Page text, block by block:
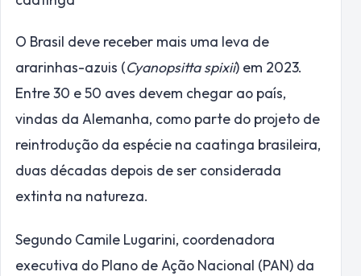
O Brasil deve receber mais uma leva de
ararinhas-azuis (Cyanopsitta spixii) em 2023.
Entre 30 e 50 aves devem chegar ao país,
vindas da Alemanha, como parte do projeto de
reintrodução da espécie na caatinga brasileira,
duas décadas depois de ser considerada
extinta na natureza.
Segundo Camile Lugarini, coordenadora
executiva do Plano de Ação Nacional (PAN) da